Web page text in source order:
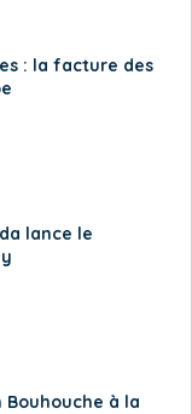
: la facture des
lance le
Bouhouche à la